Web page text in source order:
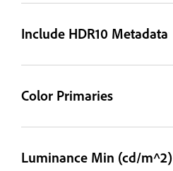
Include HDR10 Metadata
Color Primaries
Luminance Min (cd/m^2)